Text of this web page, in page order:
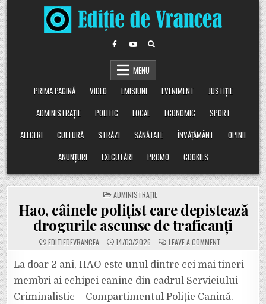
Skip
to
content
MENU
PRIMA PAGINĂ
VIDEO EMISIUNI EVENIMENT
JUSTIȚIE
ADMINISTRAȚIE
POLITIC LOCAL ECONOMIC
SPORT
ALEGERI
CULTURĂ STRĂZI SĂNĂTATE ÎNVĂȚĂMÂNT
OPINII
ANUNȚURI
EXECUTĂRI PROMO COOKIES
POSTED
IN
ADMINISTRAȚIE
Hao, câinele polițist care depistează
drogurile ascunse de traficanți
EDITIEDEVRANCEA 14/03/2026 LEAVE A COMMENT
HAO,
POLIȚIST
CARE
DEPISTEAZĂ
DROGURILE
ASCUNSE
DE
La doar 2 ani, HAO este unul dintre cei mai tineri
membri ai echipei canine din cadrul Serviciului
Criminalistic – Compartimentul Poliție Canină.